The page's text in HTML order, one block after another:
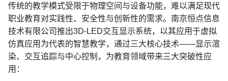
传统的教学模式受限于物理空间与设备功能，难以满足现代
职业教育对实践性、安全性与创新性的需求。南京恒点信息
技术有限公司推出3D-LED交互显示系统，以其应用于虚拟
仿真应用为代表的智慧教学，通过三大核心技术——显示渲
染、交互追踪与中心控制，为教育领域带来三大突破性应
用：